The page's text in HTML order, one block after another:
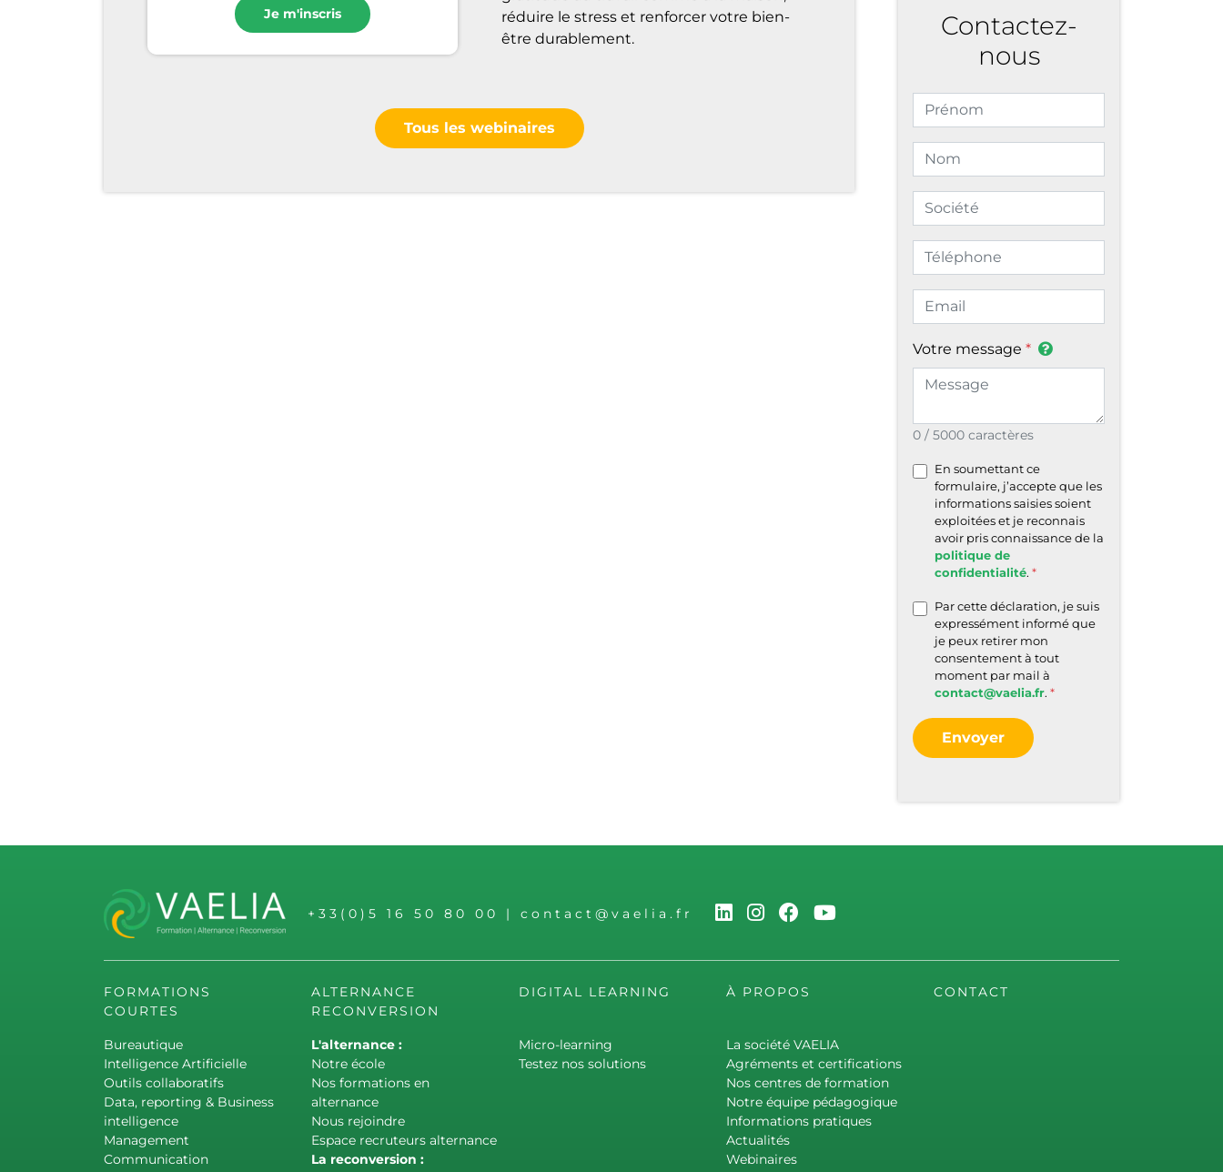
Je m'inscris
réduire le stress et renforcer votre bien-
être durablement.
Tous les webinaires
Contactez-
nous
Votre message
0 / 5000 caractères
En soumettant ce
formulaire, j’accepte que les
informations saisies soient
exploitées et je reconnais
avoir pris connaissance de la
politique de
confidentialité.
Par cette déclaration, je suis
expressément informé que
je peux retirer mon
consentement à tout
moment par mail à
contact@vaelia.fr.
Envoyer
+33(0)5 16 50 80 00 | contact@vaelia.fr
FORMATIONS
COURTES
Bureautique
Intelligence Artificielle
Outils collaboratifs
Data, reporting & Business
intelligence
Management
Communication
ALTERNANCE
RECONVERSION
L'alternance :
Notre école
Nos formations en
alternance
Nous rejoindre
Espace recruteurs alternance
La reconversion :
DIGITAL LEARNING
Micro-learning
Testez nos solutions
À PROPOS
La société VAELIA
Agréments et certifications
Nos centres de formation
Notre équipe pédagogique
Informations pratiques
Actualités
Webinaires
CONTACT